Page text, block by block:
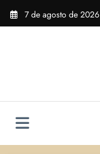
Pular
para
7 de agosto de 2026